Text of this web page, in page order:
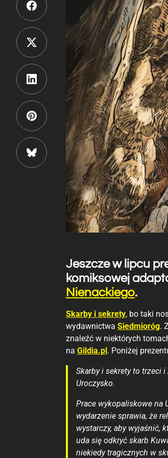
Jeszcze w lipcu
komiksowej
Nienackiego.
Skarby i sekrety, bo taki
wydawnictwa Siedmioróg.
znaleźć w niektórych
na Gildia.pl. Poniżej
Skarby i sekrety to trzeci
Uroczysko.
Prace wykopaliskowe na
wydarzenie sprawia, że
wystarczy, aby wyjaśnić,
uda się odkryć skarb
niekiedy tragicznych w